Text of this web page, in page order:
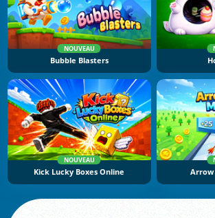
NOUVEAU
Bubble Blasters
NOUVEAU
Kick Lucky Boxes Online Arrow